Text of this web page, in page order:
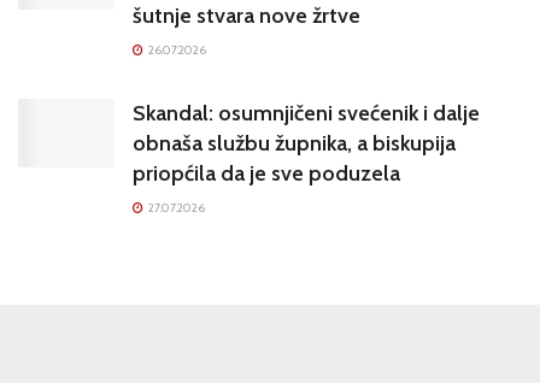
šutnje stvara nove žrtve
26.07.2026
Skandal: osumnjičeni svećenik i dalje
obnaša službu župnika, a biskupija
priopćila da je sve poduzela
27.07.2026